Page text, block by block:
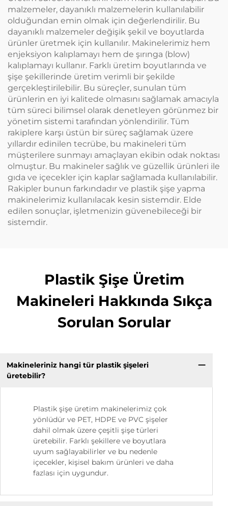
malzemeler, dayanıklı malzemelerin kullanılabilir
olduğundan emin olmak için değerlendirilir. Bu
dayanıklı malzemeler değişik şekil ve boyutlarda
ürünler üretmek için kullanılır. Makinelerimiz hem
enjeksiyon kalıplamayı hem de şırınga (blow)
kalıplamayı kullanır. Farklı üretim boyutlarında ve
şişe şekillerinde üretim verimli bir şekilde
gerçekleştirilebilir. Bu süreçler, sunulan tüm
ürünlerin en iyi kalitede olmasını sağlamak amacıyla
tüm süreci bilimsel olarak denetleyen görünmez bir
yönetim sistemi tarafından yönlendirilir. Tüm
rakiplere karşı üstün bir süreç sağlamak üzere
yıllardır edinilen tecrübe, bu makineleri tüm
müşterilere sunmayı amaçlayan ekibin odak noktası
olmuştur. Bu makineler sağlık ve güzellik ürünleri ile
gıda ve içecekler için kaplar sağlamada kullanılabilir.
Rakipler bunun farkındadır ve plastik şişe yapma
makinelerimiz kullanılacak kesin sistemdir. Elde
edilen sonuçlar, işletmenizin güvenebileceği bir
sistemdir.
Plastik Şişe Üretim
Makineleri Hakkında Sıkça
Sorulan Sorular
Makineleriniz hangi tür plastik şişeleri
üretebilir?
Plastik şişe üretim makinelerimiz çok
yönlüdür ve PET, HDPE ve PVC şişeler
dahil olmak üzere çeşitli şişe türleri
üretebilir. Farklı şekillere ve boyutlara
uyum sağlayabilirler ve bu nedenle
içecekler, kişisel bakım ürünleri ve daha
fazlası için uygundur.